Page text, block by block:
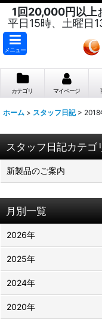
1回20,000円以上
平日15時、土曜日
メニュー
カテゴリ マイページ
ホーム > スタッフ日記 > 2018
スタッフ日記カテゴ
新製品のご案内
月別一覧
2026年
2025年
2024年
2020年